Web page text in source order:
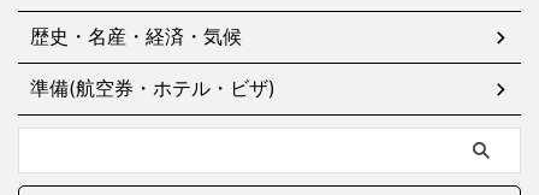
歴史・名産・経済・気候
準備(航空券・ホテル・ビザ)